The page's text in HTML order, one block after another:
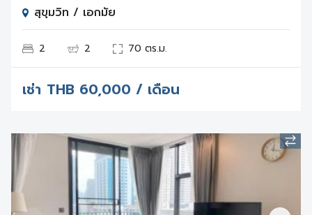
สุขุมวิท / เอกมัย
2 2 70 ตร.ม.
เช่า THB 60,000 / เดือน